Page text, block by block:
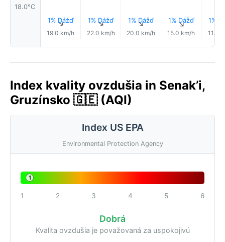
18.0°C
1% Dážď
↑
19.0 km/h
1% Dážď
↑
22.0 km/h
1% Dážď
↑
20.0 km/h
1% Dážď
↑
15.0 km/h
1%
11.0
Index kvality ovzdušia in Senak’i,
Gruzínsko 🇬🇪 (AQI)
Index US EPA
Environmental Protection Agency
1
1 2 3 4 5 6
Dobrá
Kvalita ovzdušia je považovaná za uspokojivú